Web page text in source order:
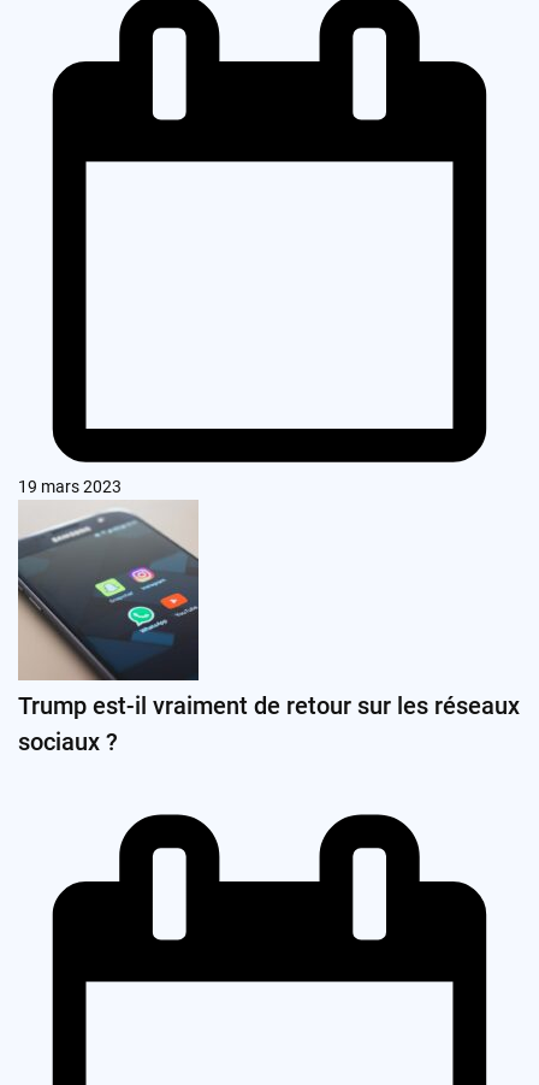
19 mars 2023
Trump est-il vraiment de retour sur les réseaux
sociaux ?